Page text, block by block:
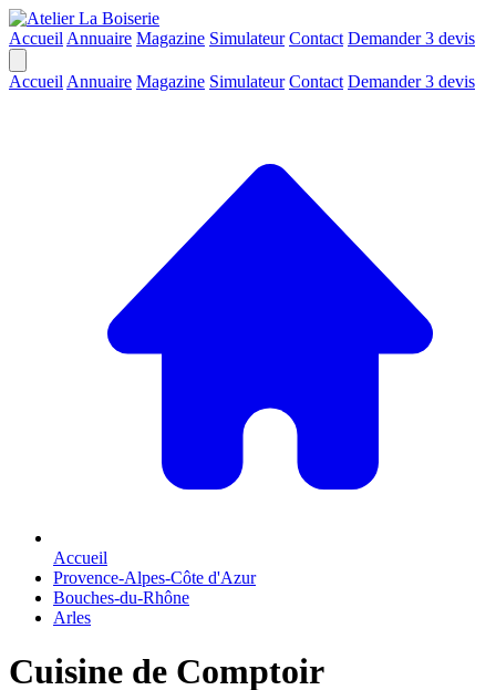
Accueil Annuaire Magazine Simulateur Contact Demander 3 devis
Accueil Annuaire Magazine Simulateur Contact Demander 3 devis
Accueil
Provence-Alpes-Côte d'Azur
Bouches-du-Rhône
Arles
Cuisine de Comptoir